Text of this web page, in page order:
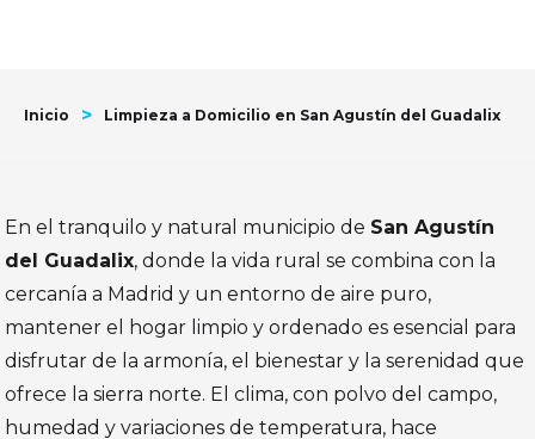
Inicio > Limpieza a Domicilio en San Agustín del Guadalix
En el tranquilo y natural municipio de San Agustín
del Guadalix, donde la vida rural se combina con la
cercanía a Madrid y un entorno de aire puro,
mantener el hogar limpio y ordenado es esencial para
disfrutar de la armonía, el bienestar y la serenidad que
ofrece la sierra norte. El clima, con polvo del campo,
humedad y variaciones de temperatura, hace